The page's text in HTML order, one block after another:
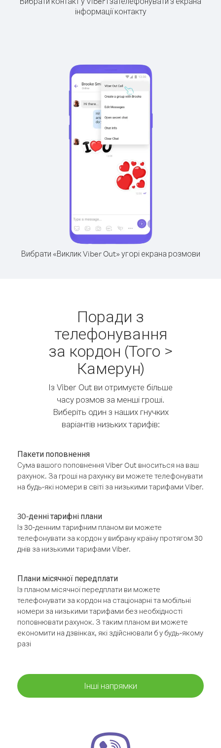
інформації контакту
Вибрати «Виклик Viber Out» угорі екрана розмови
Поради з
телефонування
за кордон (Того >
Камерун)
Із Viber Out ви отримуєте більше
часу розмов за менші гроші.
Виберіть один з наших гнучких
варіантів низьких тарифів:
Пакети поповнення
Сума вашого поповнення Viber Out вноситься на ваш
рахунок. За гроші на рахунку ви можете телефонувати
на будь-які номери в світі за низькими тарифами Viber.
30-денні тарифні плани
Із 30-денним тарифним планом ви можете
телефонувати за кордон у вибрану країну протягом 30
днів за низькими тарифами Viber.
Плани місячної передплати
Із планом місячної передплати ви можете
телефонувати за кордон на стаціонарні та мобільні
номери за низькими тарифами без необхідності
поповнювати рахунок. З таким планом ви можете
економити на дзвінках, які здійснювали б у будь-якому
разі
Інші напрямки